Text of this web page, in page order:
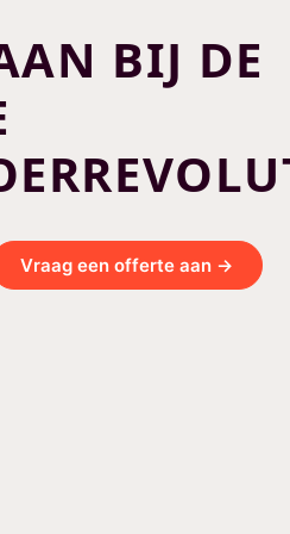
BIJ DE
Vraag een offerte aan →